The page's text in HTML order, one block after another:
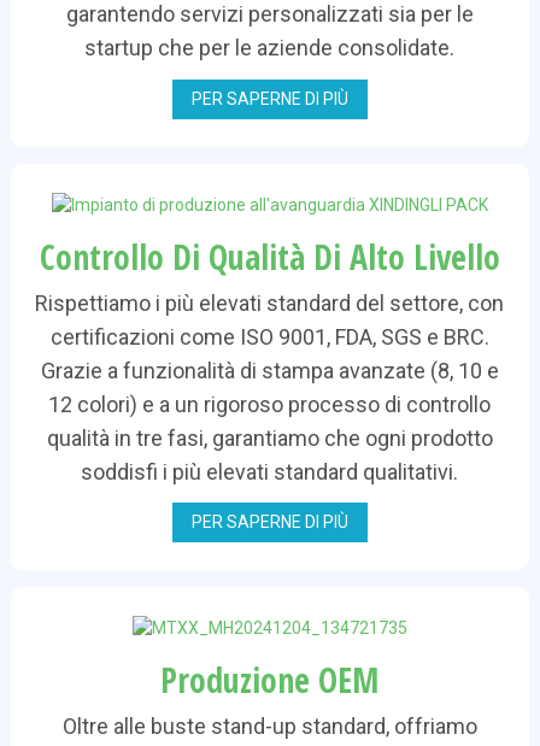
garantendo servizi personalizzati sia per le
startup che per le aziende consolidate.
PER SAPERNE DI PIÙ
Controllo Di Qualità Di Alto Livello
Rispettiamo i più elevati standard del settore, con
certificazioni come ISO 9001, FDA, SGS e BRC.
Grazie a funzionalità di stampa avanzate (8, 10 e
12 colori) e a un rigoroso processo di controllo
qualità in tre fasi, garantiamo che ogni prodotto
soddisfi i più elevati standard qualitativi.
PER SAPERNE DI PIÙ
Produzione OEM
Oltre alle buste stand-up standard, offriamo